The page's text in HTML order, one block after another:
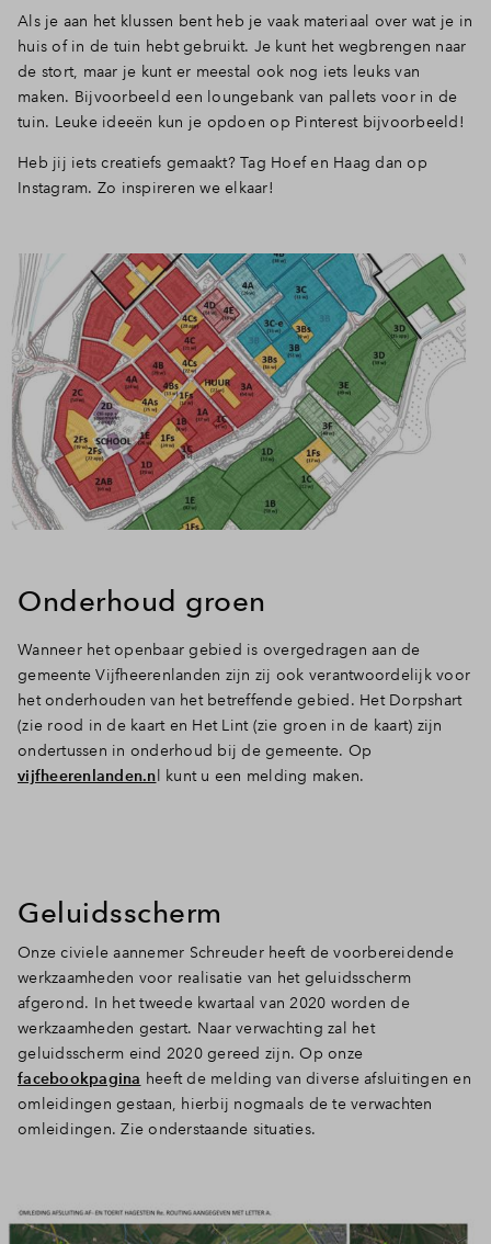
Als je aan het klussen bent heb je vaak materiaal over wat je in
huis of in de tuin hebt gebruikt. Je kunt het wegbrengen naar
de stort, maar je kunt er meestal ook nog iets leuks van
maken. Bijvoorbeeld een loungebank van pallets voor in de
tuin. Leuke ideeën kun je opdoen op Pinterest bijvoorbeeld!
Heb jij iets creatiefs gemaakt? Tag Hoef en Haag dan op
Instagram. Zo inspireren we elkaar!
Onderhoud groen
Wanneer het openbaar gebied is overgedragen aan de
gemeente Vijfheerenlanden zijn zij ook verantwoordelijk voor
het onderhouden van het betreffende gebied. Het Dorpshart
(zie rood in de kaart en Het Lint (zie groen in de kaart) zijn
ondertussen in onderhoud bij de gemeente. Op
vijfheerenlanden.nl kunt u een melding maken.
Geluidsscherm
Onze civiele aannemer Schreuder heeft de voorbereidende
werkzaamheden voor realisatie van het geluidsscherm
afgerond. In het tweede kwartaal van 2020 worden de
werkzaamheden gestart. Naar verwachting zal het
geluidsscherm eind 2020 gereed zijn. Op onze
facebookpagina heeft de melding van diverse afsluitingen en
omleidingen gestaan, hierbij nogmaals de te verwachten
omleidingen. Zie onderstaande situaties.